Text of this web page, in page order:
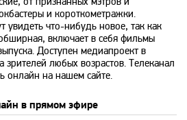
и короткометражки.
увидеть что-нибудь новое, так как
включает в себя фильмы
Доступен медиапроект в
зрителей любых возрастов. Телеканал
на нашем сайте.
в прямом эфире